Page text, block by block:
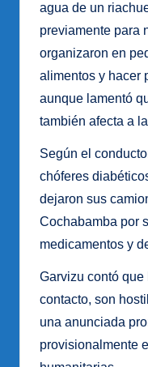
agua de un
previamente para
organizaron en
alimentos y hacer
aunque lamentó
también afecta a
Según el
chóferes
dejaron sus
Cochabamba por
medicamentos y
Garvizu contó
contacto, son
una anunciada
provisionalmente